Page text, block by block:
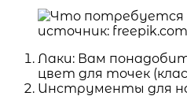
источник: freepik.com
Лаки: Вам
цвет для точек
Инструменты для